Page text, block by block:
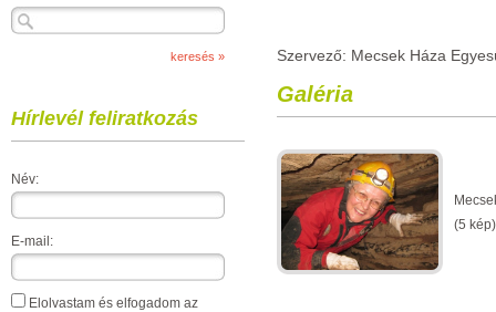
Hírlevél feliratkozás
Név:
E-mail:
Elolvastam és elfogadom az
Szervező: Mecsek Háza
Galéria
(5 kép)